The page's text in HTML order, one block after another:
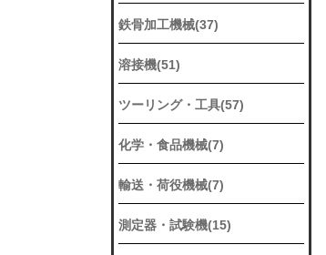
鉄骨加工機械(37)
溶接機(51)
ツーリング・工具(57)
化学・食品機械(7)
輸送・荷役機械(7)
測定器・試験機(15)